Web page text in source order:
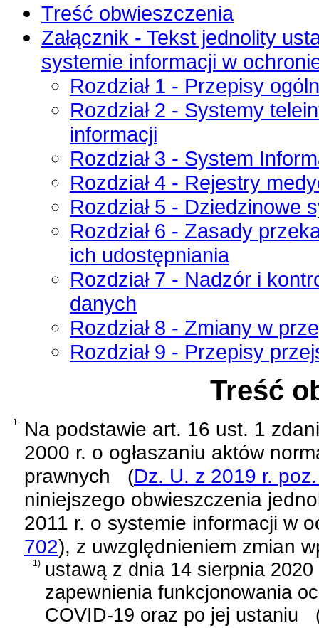
Treść obwieszczenia
Załącznik - Tekst jednolity
systemie informacji w
Rozdział 1 - Przepisy
Rozdział 2 - Systemy
informacji
Rozdział 3 - System
Rozdział 4 - Rejestry
Rozdział 5 - Dziedzinowe
Rozdział 6 - Zasady
ich udostępniania
Rozdział 7 - Nadzór i
danych
Rozdział 8 - Zmiany w
Rozdział 9 - Przepisy
Treść
1. Na podstawie art. 16 ust. 1
2000 r. o ogłaszaniu aktów
prawnych
(Dz. U. z 2019 r.
niniejszego obwieszczenia
2011 r. o systemie informacji w
702), z uwzględnieniem zmian
1) ustawą z dnia 14 sierpnia
zapewnienia funkcjonowania
COVID-19 oraz po jej ustaniu